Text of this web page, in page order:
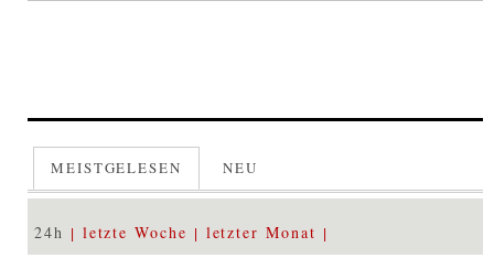
MEISTGELESEN NEU
24h letzte Woche letzter Monat